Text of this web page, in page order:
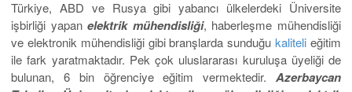
Türkiye, ABD ve Rusya gibi yabancı ülkelerdeki Üniversite
işbirliği yapanelektrik mühendisliği, haberleşme mühendisliği
ve elektronik mühendisliği gibi branşlarda sunduğukaliteli eğitim
ile fark yaratmaktadır. Pek çok uluslararası kuruluşa üyeliği de
bulunan, 6 bin öğrenciye eğitim vermektedir. Azerbaycan